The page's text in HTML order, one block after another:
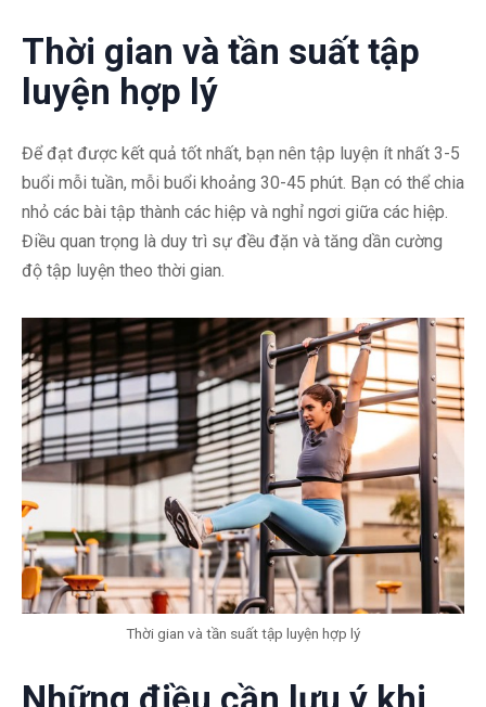
Thời gian và tần suất tập
luyện hợp lý
Để đạt được kết quả tốt nhất, bạn nên tập luyện ít nhất 3-5
buổi mỗi tuần, mỗi buổi khoảng 30-45 phút. Bạn có thể chia
nhỏ các bài tập thành các hiệp và nghỉ ngơi giữa các hiệp.
Điều quan trọng là duy trì sự đều đặn và tăng dần cường
độ tập luyện theo thời gian.
Thời gian và tần suất tập luyện hợp lý